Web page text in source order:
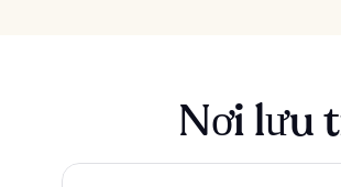
Nơi lưu
Savoy Hotel Manila near Airport